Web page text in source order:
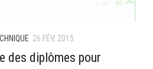
26 FÉV, 2015
des diplômes pour